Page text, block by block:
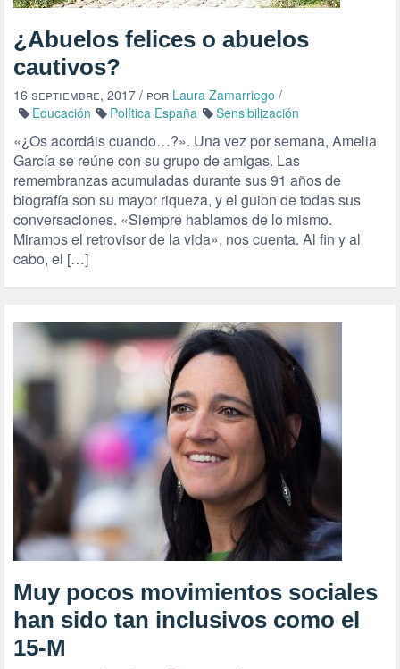
¿Abuelos felices o abuelos
cautivos?
16 septiembre, 2017 / por Laura Zamarriego /
Educación
Política España Sensibilización
«¿Os acordáis cuando…?». Una vez por semana, Amelia
García se reúne con su grupo de amigas. Las
remembranzas acumuladas durante sus 91 años de
biografía son su mayor riqueza, y el guion de todas sus
conversaciones. «Siempre hablamos de lo mismo.
Miramos el retrovisor de la vida», nos cuenta. Al fin y al
cabo, el […]
Muy pocos movimientos sociales
han sido tan inclusivos como el
15-M